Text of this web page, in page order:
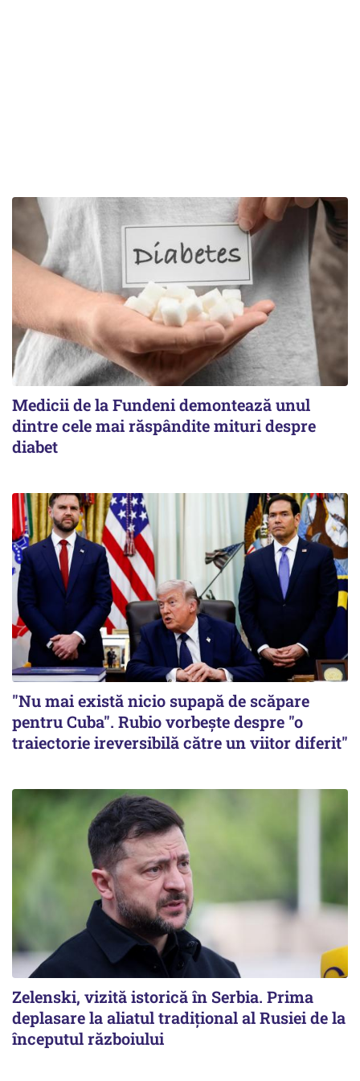
Medicii de la Fundeni demontează unul
dintre cele mai răspândite mituri despre
diabet
"Nu mai există nicio supapă de scăpare
pentru Cuba". Rubio vorbește despre "o
traiectorie ireversibilă către un viitor diferit"
Zelenski, vizită istorică în Serbia. Prima
deplasare la aliatul tradițional al Rusiei de la
începutul războiului